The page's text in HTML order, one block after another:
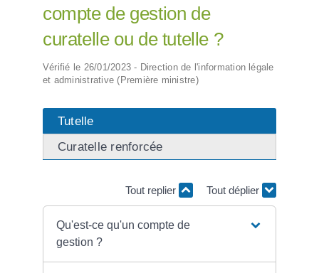
compte de gestion de
curatelle ou de tutelle ?
Vérifié le 26/01/2023 - Direction de l'information légale
et administrative (Première ministre)
Tutelle
Curatelle renforcée
Tout replier Tout déplier
Qu'est-ce qu'un compte de
gestion ?